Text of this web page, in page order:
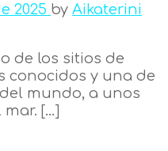
2025 by Aikaterini
de los sitios de
conocidos y una de
mundo, a unos
[…]